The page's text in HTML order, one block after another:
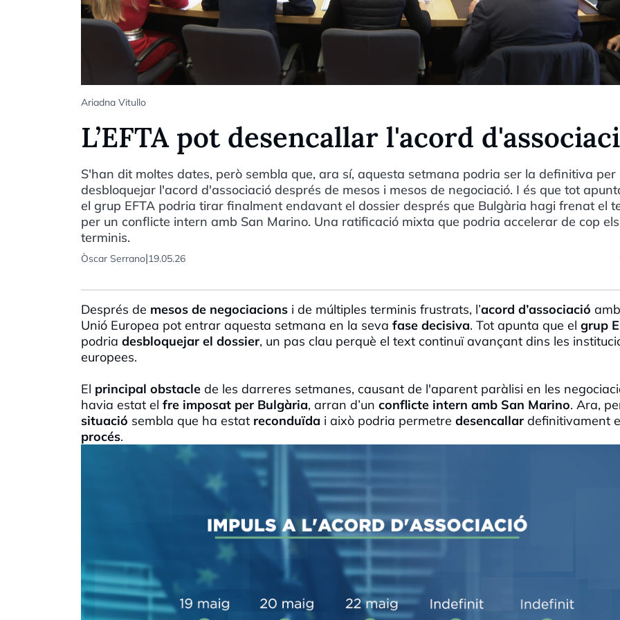
Ariadna Vitullo
L’EFTA pot desencallar l'acord
S'han dit moltes dates, però sembla que, ara sí, aquesta setmana podria ser la definitiva per
desbloquejar l'acord d'associació després de mesos i mesos de negociació. I és que tot
el grup EFTA podria tirar finalment endavant el dossier després que Bulgària hagi frenat el
per un conflicte intern amb San Marino. Una ratificació mixta que podria accelerar de cop els
terminis.
Òscar Serrano|19.05.26
Després de mesos de negociacions i de múltiples terminis frustrats, l’acord d’associació
Unió Europea pot entrar aquesta setmana en la seva fase decisiva. Tot apunta que el grup
podria desbloquejar el dossier, un pas clau perquè el text continuï avançant dins les
europees.
El principal obstacle de les darreres setmanes, causant de l'aparent paràlisi en les
havia estat el fre imposat per Bulgària, arran d’un conflicte intern amb San Marino. Ara,
situació sembla que ha estat reconduïda i això podria permetre desencallar definitivament
procés.